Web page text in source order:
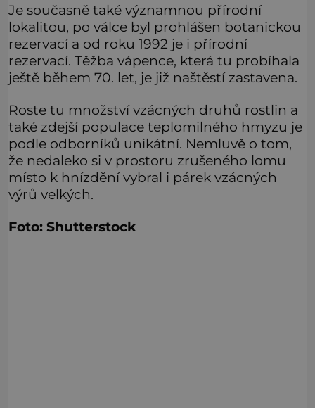
Je současně také významnou přírodní
lokalitou, po válce byl prohlášen botanickou
rezervací a od roku 1992 je i přírodní
rezervací. Těžba vápence, která tu probíhala
ještě během 70. let, je již naštěstí zastavena.
Roste tu množství vzácných druhů rostlin a
také zdejší populace teplomilného hmyzu je
podle odborníků unikátní. Nemluvě o tom,
že nedaleko si v prostoru zrušeného lomu
místo k hnízdění vybral i párek vzácných
výrů velkých.
Foto: Shutterstock